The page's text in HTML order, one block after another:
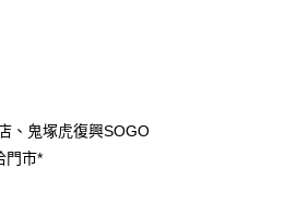
、鬼塚虎復興SOGO
門市*